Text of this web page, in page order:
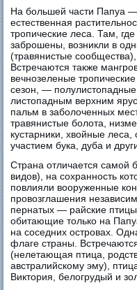
На большей части Папуа
естественная
тропические леса. Там,
заброшены, возникли в
(травянистые
Встречаются также
вечнозеленые
сезон, —
листопадным верхним
пальм в заболоченных
травянистые болота,
кустарники, хвойные
участием бука, дуба и
Страна отличается самой
видов), на сохранность
повлияли вооруженные
провозглашения
пернатых — райские
обитающие только на
на соседних островах.
флаге страны.
(нелетающая птица,
австралийскому эму),
Виктория, белогрудый и